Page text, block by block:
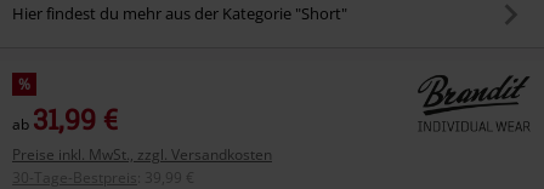
Hier findest du mehr aus der Kategorie "Short"
%
ab 31,99 €
Preise inkl. MwSt., zzgl. Versandkosten
30-Tage-Bestpreis
39,99 €